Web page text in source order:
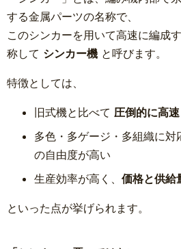
する金属パーツの名称で、
このシンカーを用いて高速に編成
称して シンカー機と呼びます。
特徴としては、
旧式機と比べて 圧倒的に高速
多色・多ゲージ・多組織に対
の自由度が高い
生産効率が高く、 価格と供給
といった点が挙げられます。